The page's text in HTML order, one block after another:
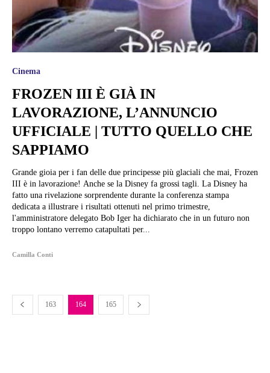
Cinema
FROZEN III È GIÀ IN
LAVORAZIONE, L’ANNUNCIO
UFFICIALE | TUTTO QUELLO CHE
SAPPIAMO
Grande gioia per i fan delle due principesse più glaciali che mai, Frozen
III è in lavorazione! Anche se la Disney fa grossi tagli. La Disney ha
fatto una rivelazione sorprendente durante la conferenza stampa
dedicata a illustrare i risultati ottenuti nel primo trimestre,
l'amministratore delegato Bob Iger ha dichiarato che in un futuro non
troppo lontano verremo catapultati per...
Camilla Conti
163 164 165